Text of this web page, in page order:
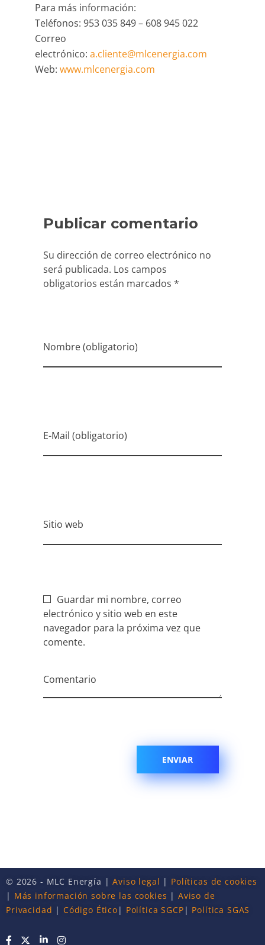
Para más información:
Teléfonos: 953 035 849 – 608 945 022
Correo
electrónico: a.cliente@mlcenergia.com
Web: www.mlcenergia.com
Nombre (obligatorio)
E-Mail (obligatorio)
Sitio web
Guardar mi nombre, correo
electrónico y sitio web en este
navegador para la próxima vez que
comente.
Comentario
© 2026 - MLC Energía |Aviso legal | Políticas de cookies
| Más información sobre las cookies | Aviso de
Privacidad | Código Ético | Política SGCP | Política SGAS